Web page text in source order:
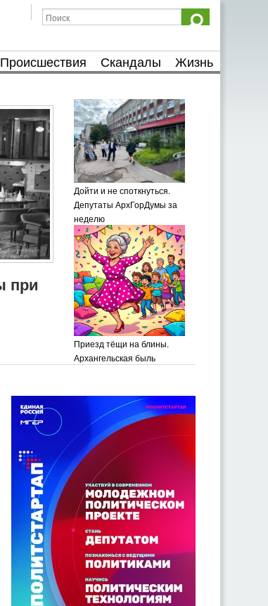
Происшествия Скандалы Жизнь
при
Дойти и не споткнуться.
Депутаты АрхГорДумы за
неделю
Приезд тёщи на блины.
Архангельская быль